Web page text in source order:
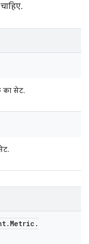
का सेट.
. Metric .